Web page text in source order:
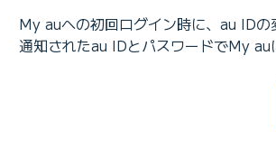
My auへの初回ログイン時に、au IDの
通知されたau IDとパスワードでMy au